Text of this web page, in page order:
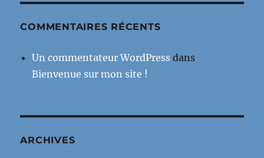
COMMENTAIRES RÉCENTS
Un commentateur WordPress dans
Bienvenue sur mon site !
ARCHIVES